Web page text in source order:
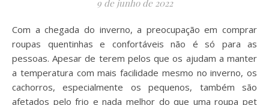
9 de junho de 2022
Com a chegada do inverno, a preocupação em comprar
roupas quentinhas e confortáveis não é só para as
pessoas. Apesar de terem pelos que os ajudam a manter
a temperatura com mais facilidade mesmo no inverno, os
cachorros, especialmente os pequenos, também são
afetados pelo frio e nada melhor do que uma roupa pet